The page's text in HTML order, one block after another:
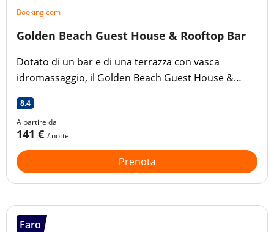
Booking.com
Golden Beach Guest House & Rooftop Bar
Dotato di un bar e di una terrazza con vasca
idromassaggio, il Golden Beach Guest House &
vista sull'oceano, a pochi passi dalla spiaggia di
Faro.
8.4
A partire da
141 € / notte
Prenota
Faro